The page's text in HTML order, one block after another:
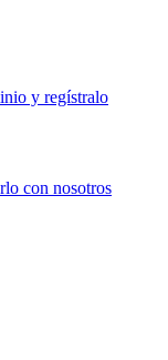
y regístralo
con nosotros